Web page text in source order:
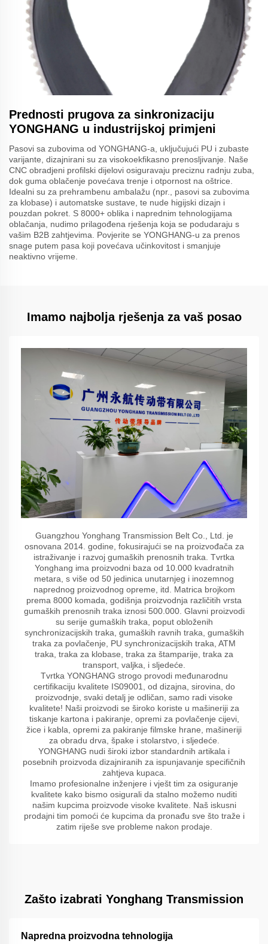
Prednosti prugova za sinkronizaciju
YONGHANG u industrijskoj primjeni
Pasovi sa zubovima od YONGHANG-a, uključujući PU i zubaste
varijante, dizajnirani su za visokoekfikasno prenosljivanje. Naše
CNC obradjeni profilski dijelovi osiguravaju preciznu radnju zuba,
dok guma oblačenje povećava trenje i otpornost na oštrice.
Idealni su za prehrambenu ambalažu (npr., pasovi sa zubovima
za klobase) i automatske sustave, te nude higijski dizajn i
pouzdan pokret. S 8000+ oblika i naprednim tehnologijama
oblačanja, nudimo prilagođena rješenja koja se podudaraju s
vašim B2B zahtjevima. Povjerite se YONGHANG-u za prenos
snage putem pasa koji povećava učinkovitost i smanjuje
neaktivno vrijeme.
Imamo najbolja rješenja za vaš posao
Guangzhou Yonghang Transmission Belt Co., Ltd. je
osnovana 2014. godine, fokusirajući se na proizvođača za
istraživanje i razvoj gumaških prenosnih traka. Tvrtka
Yonghang ima proizvodni baza od 10.000 kvadratnih
metara, s više od 50 jedinica unutarnjeg i inozemnog
naprednog proizvodnog opreme, itd. Matrica brojkom
prema 8000 komada, godišnja proizvodnja različitih vrsta
gumaških prenosnih traka iznosi 500.000. Glavni proizvodi
su serije gumaških traka, poput obloženih
synchronizacijskih traka, gumaških ravnih traka, gumaških
traka za povlačenje, PU synchronizacijskih traka, ATM
traka, traka za klobase, traka za štamparije, traka za
transport, valjka, i sljedeće.
Tvrtka YONGHANG strogo provodi međunarodnu
certifikaciju kvalitete IS09001, od dizajna, sirovina, do
proizvodnje, svaki detalj je odličan, samo radi visoke
kvalitete! Naši proizvodi se široko koriste u mašineriji za
tiskanje kartona i pakiranje, opremi za povlačenje cijevi,
žice i kabla, opremi za pakiranje filmske hrane, mašineriji
za obradu drva, špake i stolarstvo, i sljedeće.
YONGHANG nudi široki izbor standardnih artikala i
posebnih proizvoda dizajniranih za ispunjavanje specifičnih
zahtjeva kupaca.
Imamo profesionalne inženjere i vješt tim za osiguranje
kvalitete kako bismo osigurali da stalno možemo nuditi
našim kupcima proizvode visoke kvalitete. Naš iskusni
prodajni tim pomoći će kupcima da pronađu sve što traže i
zatim riješe sve probleme nakon prodaje.
Zašto izabrati Yonghang Transmission
Napredna proizvodna tehnologija